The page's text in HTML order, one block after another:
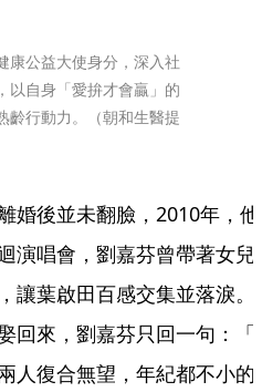
康公益大使身分，深入社
以自身「愛拚才會贏」的
齡行動力。（朝和生醫提
婚後並未翻臉，2010年，他
演唱會，劉嘉芬曾帶著女兒
讓葉啟田百感交集並落淚。
回來，劉嘉芬只回一句：「
人復合無望，年紀都不小的